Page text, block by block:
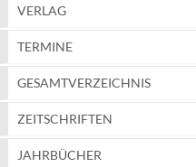
VERLAG
TERMINE
GESAMTVERZEICHNIS
ZEITSCHRIFTEN
JAHRBÜCHER